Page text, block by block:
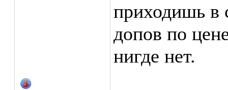
приходишь в
допов по
нигде нет.